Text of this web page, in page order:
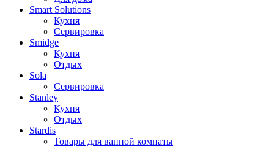
Smart Solutions
Кухня
Сервировка
Smidge
Кухня
Отдых
Sola
Сервировка
Stanley
Кухня
Отдых
Stardis
Товары для ванной комнаты